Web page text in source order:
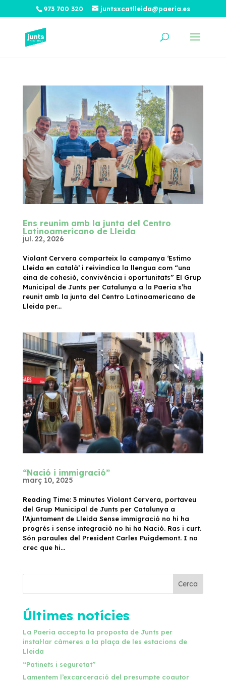
973 700 320 juntsxcatlleida@paeria.es
Ens reunim amb la junta del Centro
Latinoamericano de Lleida
jul. 22, 2026
Violant Cervera comparteix la campanya ‘Estimo
Lleida en català’ i reivindica la llengua com “una
eina de cohesió, convivència i oportunitats” El Grup
Municipal de Junts per Catalunya a la Paeria s’ha
reunit amb la junta del Centro Latinoamericano de
Lleida per...
“Nació i immigració”
març 10, 2025
Reading Time: 3 minutes Violant Cervera, portaveu
del Grup Municipal de Junts per Catalunya a
l’Ajuntament de Lleida Sense immigració no hi ha
progrés i sense integració no hi ha Nació. Ras i curt.
Són paraules del President Carles Puigdemont. I no
crec que hi...
Cerca
Últimes notícies
La Paeria accepta la proposta de Junts per
instal·lar càmeres a la plaça de les estacions de
Lleida
“Patinets i seguretat”
Lamentem l’excarceració del presumpte coautor